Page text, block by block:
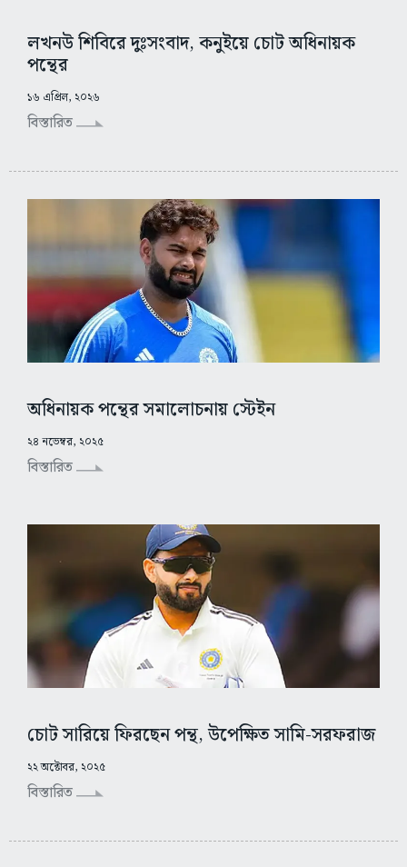
লখনউ শিবিরে দুঃসংবাদ, কনুইয়ে চোট অধিনায়ক
পন্থের
১৬ এপ্রিল, ২০২৬
বিস্তারিত
অধিনায়ক পন্থের সমালোচনায় স্টেইন
২৪ নভেম্বর, ২০২৫
বিস্তারিত
চোট সারিয়ে ফিরছেন পন্থ, উপেক্ষিত সামি-সরফরাজ
২২ অক্টোবর, ২০২৫
বিস্তারিত